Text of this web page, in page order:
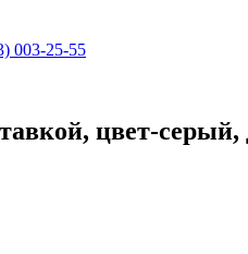
003-25-55
цвет-серый,